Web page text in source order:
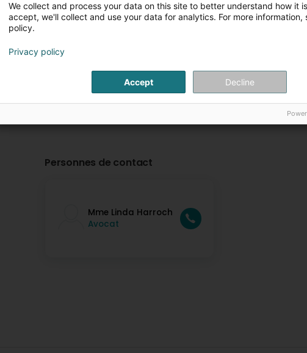
Personnes de contact
Mme Linda Harroch
Avocat
We collect and process your data on this site to better understand how it
accept, we'll collect and use your data for analytics. For more information,
policy.
Privacy policy
Accept Decline